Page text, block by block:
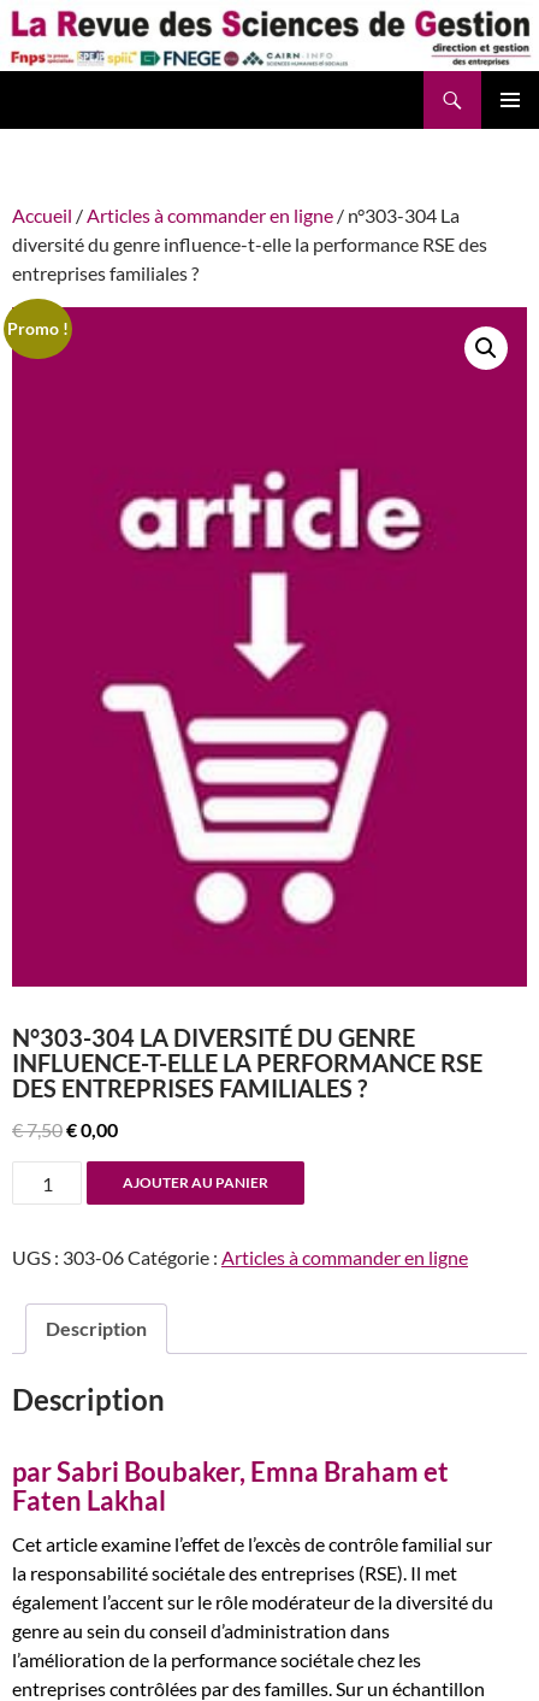
Aller
au
contenu
Accueil /Articles à commander en ligne / n°303-304 La
diversité du genre influence-t-elle la performance RSE des
entreprises familiales ?
Promo !
N°303-304 LA DIVERSITÉ DU GENRE
INFLUENCE-T-ELLE LA PERFORMANCE RSE
DES ENTREPRISES FAMILIALES ?
€7,50Le
prix
€0,00Le
prix
actuel
quantité
de
304
diversité
du
influence-
elle
la
RSE
des
entreprises
familiales
?
AJOUTER AU PANIER
UGS : 303-06Catégorie : Articles à commander en ligne
Description
Description
par Sabri Boubaker, Emna Braham et
Faten Lakhal
Cet article examine l’effet de l’excès de contrôle familial sur
la responsabilité sociétale des entreprises (RSE). Il met
également l’accent sur le rôle modérateur de la diversité du
genre au sein du conseil d’administration dans
l’amélioration de la performance sociétale chez les
entreprises contrôlées par des familles. Sur un échantillon